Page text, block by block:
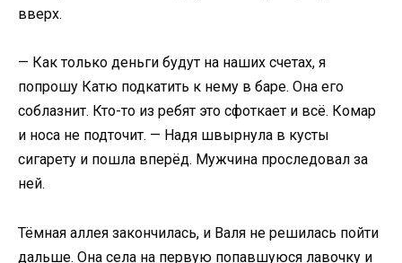
вверх.​
​— Как только деньги будут на наших счетах, я
попрошу Катю подкатить к нему в баре. Она его
соблазнит. Кто-то из ребят это сфоткает и всё. Комар
и носа не подточит. — Надя швырнула в кусты
сигарету и пошла вперёд. Мужчина проследовал за
ней.​
​Тёмная аллея закончилась, и Валя не решилась пойти
дальше. Она села на первую попавшуюся лавочку и